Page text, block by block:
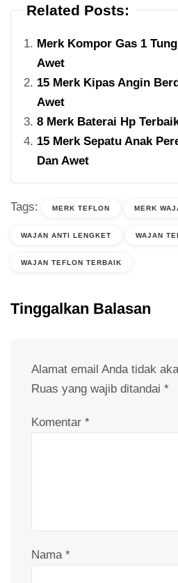
Related Posts:
Merk Kompor Gas 1
Awet
15 Merk Kipas Angin
Awet
8 Merk Baterai Hp
15 Merk Sepatu Anak
Dan Awet
Tags: MERK TEFLON MERK
WAJAN ANTI LENGKET WAJAN
WAJAN TEFLON TERBAIK
Tinggalkan Balasan
Alamat email Anda tidak
Ruas yang wajib ditandai *
Komentar *
Nama *